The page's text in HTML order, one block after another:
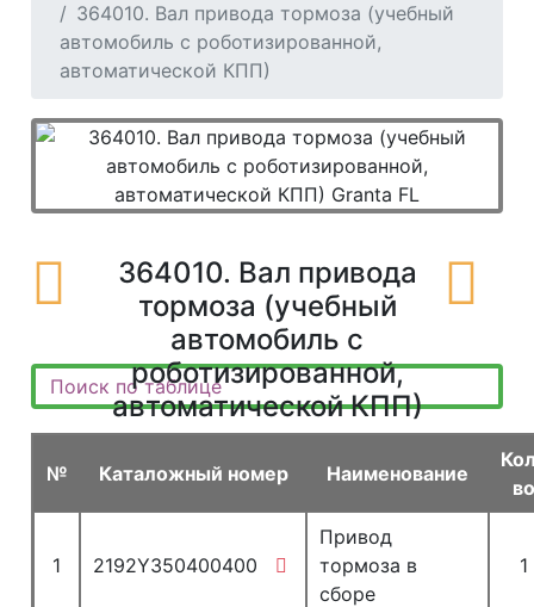
364010. Вал привода тормоза (учебный
автомобиль с роботизированной,
автоматической КПП)
364010. Вал привода
тормоза (учебный
автомобиль с
роботизированной,
автоматической КПП)
№ Каталожный номер Наименование
во
1 2192Y350400400
Привод
тормоза в
сборе
1